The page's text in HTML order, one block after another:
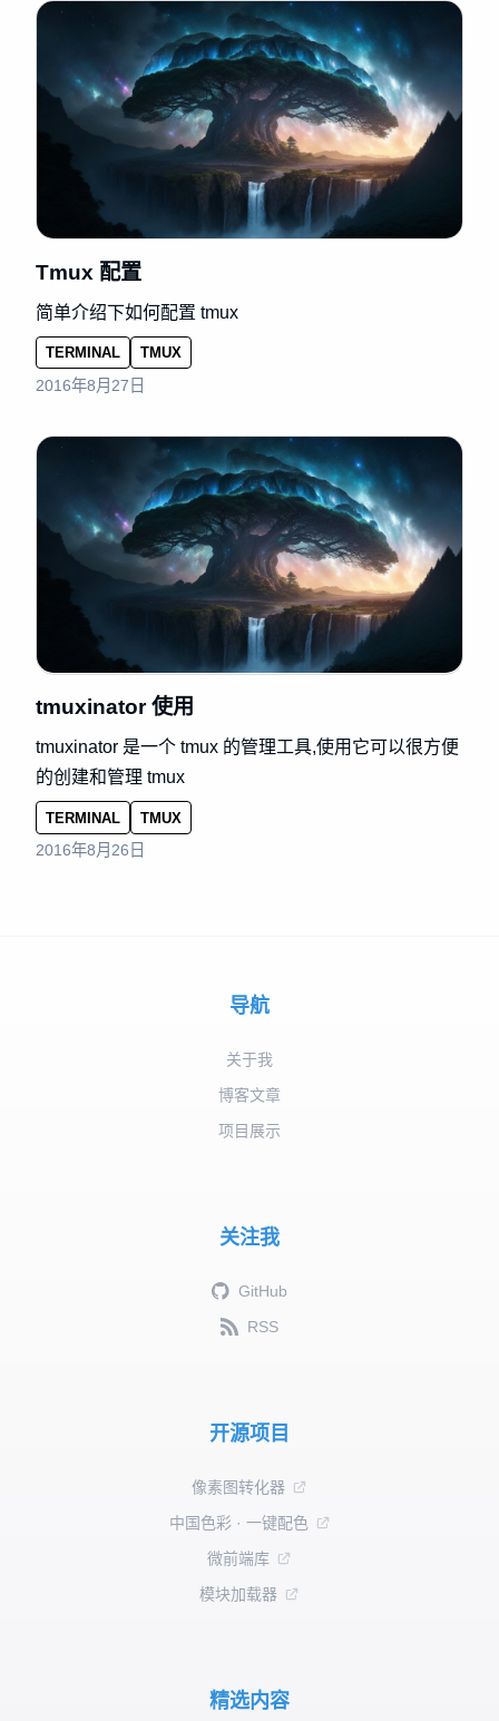
Tmux 配置
简单介绍下如何配置 tmux
TERMINAL TMUX
2016年8月27日
tmuxinator 使用
tmuxinator 是一个 tmux 的管理工具,使用它可以很方便
的创建和管理 tmux
TERMINAL TMUX
2016年8月26日
导航
关于我
博客文章
项目展示
关注我
GitHub
RSS
开源项目
像素图转化器
中国色彩 · 一键配色
微前端库
模块加载器
精选内容